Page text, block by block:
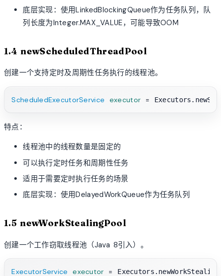
底层实现：使用LinkedBlockingQueue作为任务队列，队
列长度为Integer.MAX_VALUE，可能导致OOM
1.4 newScheduledThreadPool
创建一个支持定时及周期性任务执行的线程池。
ScheduledExecutorService executor =
特点：
线程池中的线程数量是固定的
可以执行定时任务和周期性任务
适用于需要定时执行任务的场景
底层实现：使用DelayedWorkQueue作为任务队列
1.5 newWorkStealingPool
创建一个工作窃取线程池（Java 8引入）。
ExecutorService executor =